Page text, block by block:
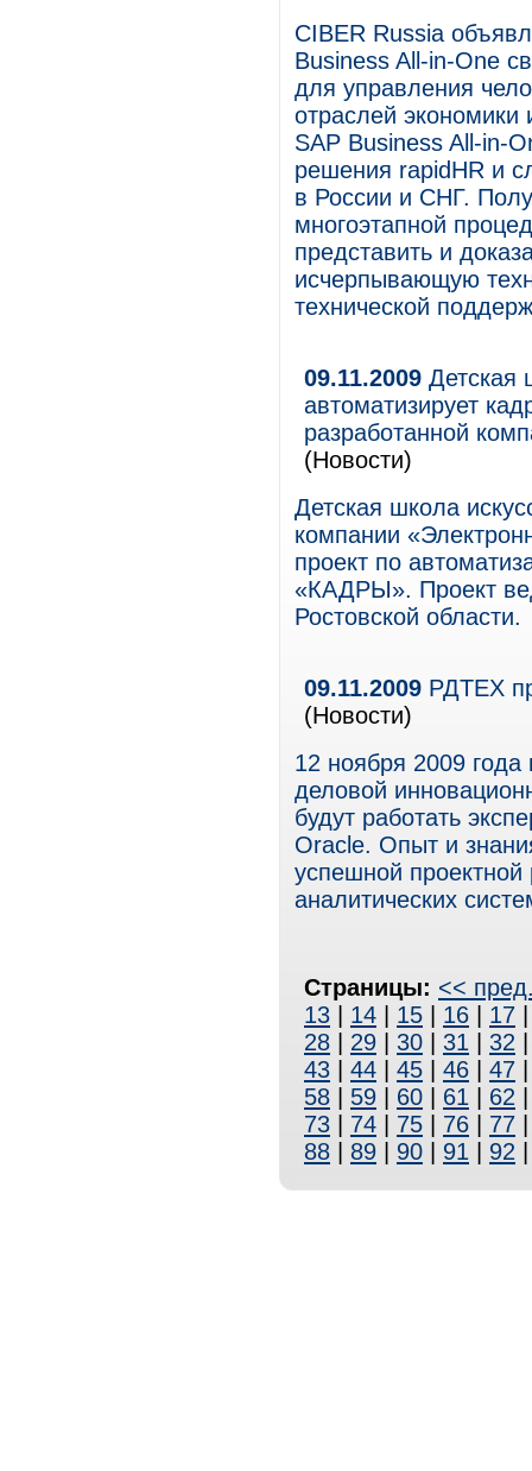
CIBER Russia
Business All-in-One
для управления
отраслей
SAP Business All-in-
решения rapidHR и
в России и СНГ.
многоэтапной
представить и
исчерпывающую
технической
09.11.2009 Детская
автоматизирует
разработанной
(Новости)
Детская школа
компании
проект по
«КАДРЫ». Проект
Ростовской области.
09.11.2009 РДТЕХ
(Новости)
12 ноября 2009
деловой
будут работать
Oracle. Опыт и
успешной
аналитических
Страницы: <<
13
14 15 16 17
28
29 30 31 32
43
44 45 46 47
58
59 60 61 62
73
74 75 76 77
88
89 90 91 92